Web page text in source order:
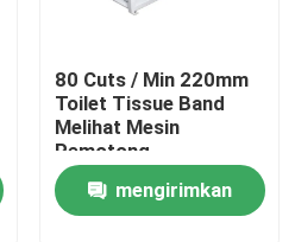
80 Cuts / Min 220mm
Toilet Tissue Band
Melihat Mesin
Pemotong
mengirimkan